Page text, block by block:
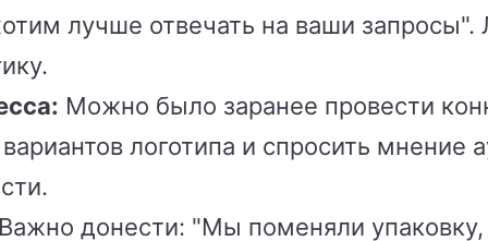
лучше отвечать на ваши
Можно было заранее провести
логотипа и спросить мнение
донести: "Мы поменяли